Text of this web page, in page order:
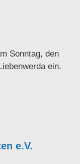
Sonntag, den
ein.
e.V.